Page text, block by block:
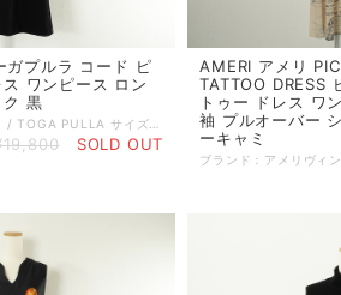
プルラ コード ピ
ワンピース ロン
ク 黒
SOLD OUT
AMERI アメリ
TATTOO DRESS
トゥー ドレス ワ
袖 プルオーバー
ーキャミ